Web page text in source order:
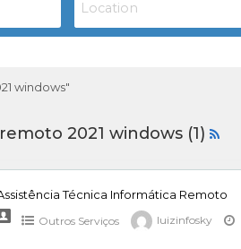
windows"
2021 windows (1)
Técnica Informática Remoto
Outros Serviços luizinfosky